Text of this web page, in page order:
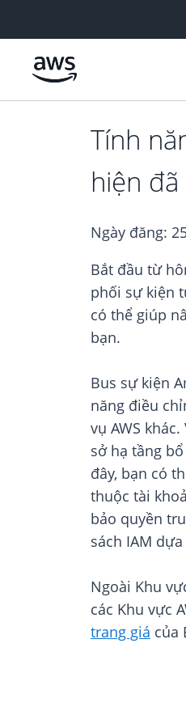
Tính
hiện
Ngày đăng:
Bắt đầu từ
phối sự kiện
có thể giúp
bạn.
Bus sự kiện
năng điều
vụ AWS
sở hạ tầng
đây, bạn có
thuộc tài
bảo quyền
sách IAM
Ngoài Khu
các Khu vực
trang giá của